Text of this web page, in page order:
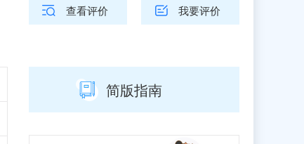
查看评价 我要评价
简版指南